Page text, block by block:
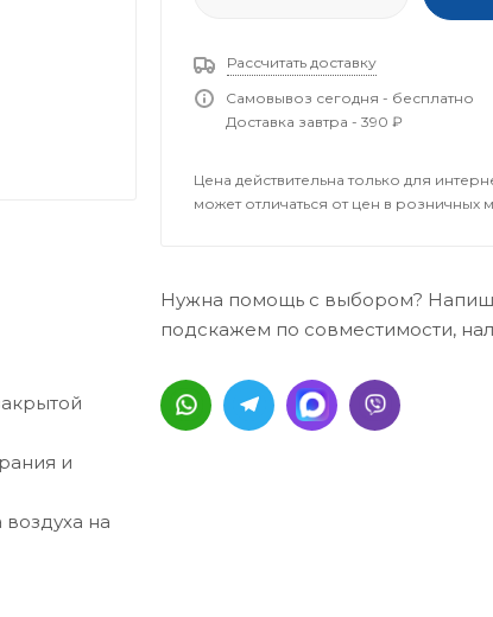
и
на
Рассчитать доставку
Самовывоз сегодня - бесплатно
Доставка завтра - 390 ₽
Цена действительна только для
может отличаться от цен в розничных
Нужна помощь с выбором?
подскажем по совместимости,